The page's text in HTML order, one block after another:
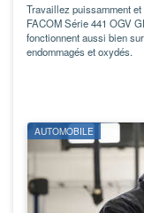
Travaillez puissamment
FACOM Série 441 OGV
fonctionnent aussi bien
endommagés et oxydés.
AUTOMOBILE